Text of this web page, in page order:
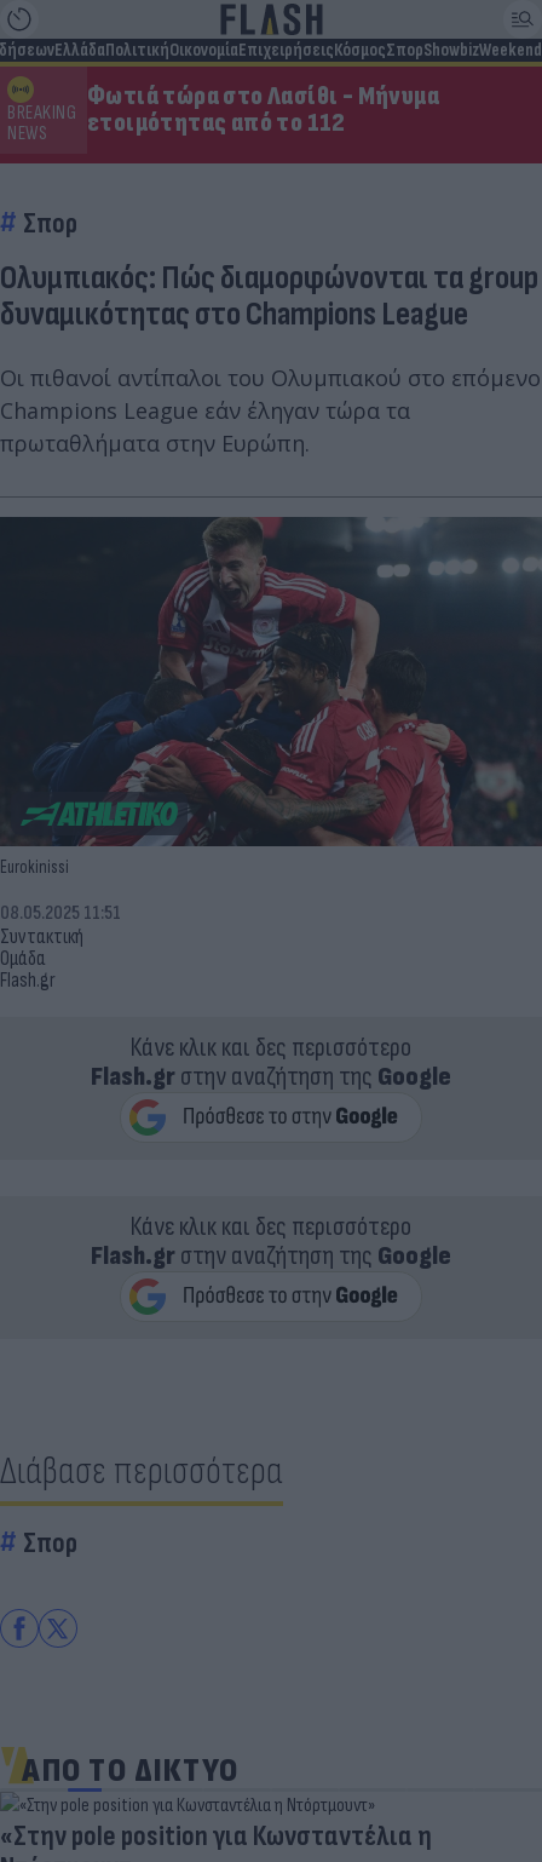
ΕλλάδαΠολιτικήΟικονομίαΕπιχειρήσειςΚόσμοςΣπορShowbizWeekend
BREAKING
NEWS
Φωτιά τώρα στο Λασίθι - Μήνυμα
ετοιμότητας από το 112
Σπορ
Ολυμπιακός: Πώς διαμορφώνονται τα group
δυναμικότητας στο Champions League
Οι πιθανοί αντίπαλοι του Ολυμπιακού στο επόμενο
Champions League εάν έληγαν τώρα τα
πρωταθλήματα στην Ευρώπη.
Eurokinissi
Συντακτική
Ομάδα
Flash.gr
08.05.2025 11:51
Κάνε κλικ και δες περισσότερο
Flash.grστην αναζήτηση της Google
Κάνε κλικ και δες περισσότερο
Flash.grστην αναζήτηση της Google
Διάβασε περισσότερα
Σπορ
ΑΠΟ ΤΟ ΔΙΚΤΥΟ
Κωνσταντέλια η